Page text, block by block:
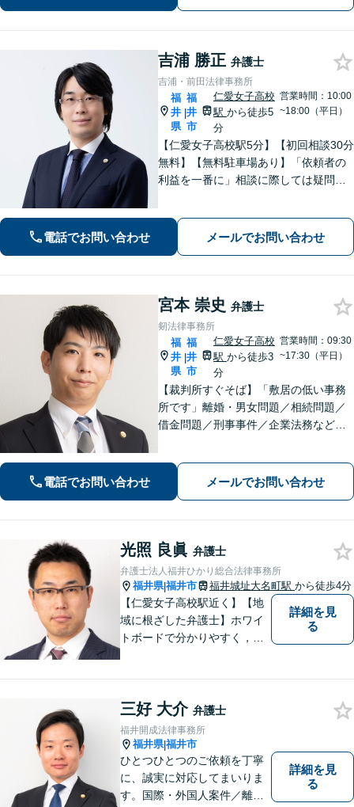
吉浦 勝正 弁護士
吉浦・前田法律事務所
福
井
県
|
福
井
市
仁愛女子高校
駅 から徒歩5
分
営業時間：10:00
~18:00（平日）
【仁愛女子高校駅5分】【初回相談30分
無料】【無料駐車場あり】「依頼者の
利益を一番に」相談に際しては疑問に
ております。企業法務/債権回収/離婚問
題【当日・夜間・土日対応可（要相
電話でお問い合わせ メールでお問い合わせ
宮本 崇史 弁護士
剱法律事務所
福
井
県
|
福
井
市
仁愛女子高校
駅 から徒歩3
分
営業時間：09:30
~17:30（平日）
【裁判所すぐそば】「敷居の低い事務
所です」離婚・男女問題／相続問題／
借金問題／刑事事件／企業法務など、
るよう尽力いたします【法テラス利用
可】【完全個室】【夜間・休日面談】
電話でお問い合わせ メールでお問い合わせ
光照 良眞 弁護士
弁護士法人福井ひかり総合法律事務所
福井県|福井市 福井城址大名町駅 から徒歩4分
【仁愛女子高校駅近く】【地
域に根ざした弁護士】ホワイ
トボードで分かりやすく，納
幅広く対応可能。【明確な料
金体系】法律トラブルでお悩
むの方は、お気軽にご相談く
ださい。
詳細を見
る
三好 大介 弁護士
福井開成法律事務所
福井県|福井市
ひとつひとつのご依頼を丁寧
に、誠実に対応してまいりま
す。国際・外国人案件／離
詳細を見
る